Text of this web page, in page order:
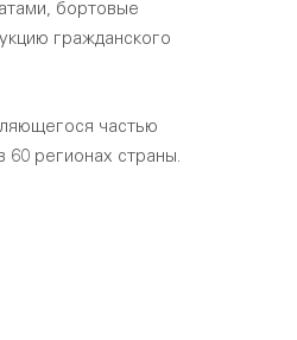
бортовые
гражданского
частью
60 регионах страны.